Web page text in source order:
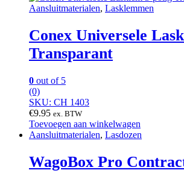
Aansluitmaterialen, Lasklemmen
Conex Universele
Transparant
0 out of 5
(0)
SKU: CH 1403
€9.95 ex. BTW
Toevoegen aan winkelwagen
Aansluitmaterialen, Lasdozen
WagoBox Pro